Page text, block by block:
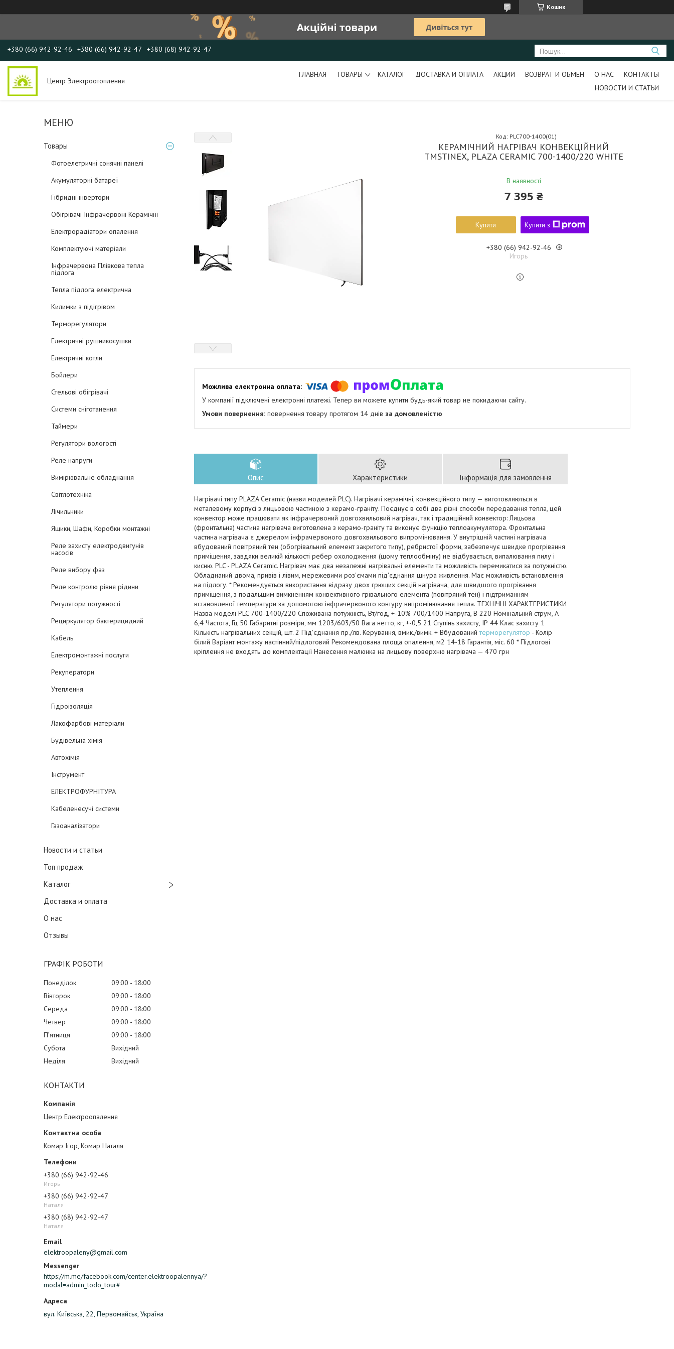
Кошик
+380 (66) 942-92-46 +380 (66) 942-92-47 +380 (68) 942-92-47
Центр Электроотопления
ГЛАВНАЯ ТОВАРЫ КАТАЛОГ ДОСТАВКА И ОПЛАТА АКЦИИ ВОЗВРАТ И ОБМЕН О НАС
КОНТАКТЫ
НОВОСТИ И СТАТЬИ
Товары
Фотоелетричні cонячні панелі
Акумуляторні батареї
Гібридні інвертори
Обігрівачі Інфрачервоні Керамічні
Електрорадіатори опалення
Комплектуючі матеріали
Інфрачервона Плівкова тепла
підлога
Тепла підлога електрична
Килимки з підігрівом
Терморегулятори
Електричні рушникосушки
Електричні котли
Бойлери
Стельові обігрівачі
Системи сніготанення
Таймери
Регулятори вологості
Реле напруги
Вимірювальне обладнання
Світлотехніка
Лічильники
Ящики, Шафи, Коробки монтажні
Реле захисту електродвигунів
насосів
Реле вибору фаз
Реле контролю рівня рідини
Регулятори потужності
Рециркулятор бактерицидний
Кабель
Електромонтажні послуги
Рекуператори
Утеплення
Гідроізоляція
Лакофарбові матеріали
Будівельна хімія
Автохімія
Інструмент
ЕЛЕКТРОФУРНІТУРА
Кабеленесучі системи
Газоаналізатори
Новости и статьи
Топ продаж
Каталог
Доставка и оплата
О нас
Отзывы
ГРАФІК РОБОТИ
Понеділок 09:00
18:00
Вівторок
09:00
18:00
Середа
09:00
18:00
Четвер
09:00
18:00
Пʼятниця
09:00
18:00
Субота
Вихідний
Неділя
Вихідний
КОНТАКТИ
Центр Електроопалення
Комар Ігор, Комар Наталя
+380 (66) 942-92-46
Игорь
+380 (66) 942-92-47
Наталя
+380 (68) 942-92-47
Наталя
elektroopaleny@gmail.com
https://m.me/facebook.com/center.elektroopalennya/?
modal=admin_todo_tour#
вул. Київська, 22, Первомайськ, Україна
КЕРАМІЧНИЙ НАГРІВАЧ КОНВЕКЦІЙНИЙ
ТМSTINEX, PLAZA CERAMIC 700-1400/220 WHITE
В наявності
Код: PLC700-1400(01)
7 395 ₴
Купити Купити з
+380 (66) 942-92-46
Игорь
У компанії підключені електронні платежі. Тепер ви можете купити будь-який товар не покидаючи сайту.
повернення товару протягом 14 днів за домовленістю
Опис Характеристики Інформація для замовлення
Нагрівачі типу PLAZA Ceramic (назви моделей PLC). Нагрівачі керамічні, конвекційного типу — виготовляються в
металевому корпусі з лицьовою частиною з керамо-граніту. Поєднує в собі два різні способи передавання тепла, цей
конвектор може працювати як інфрачервоний довгохвильовий нагрівач, так і традиційний конвектор: Лицьова
(фронтальна) частина нагрівача виготовлена з керамо-граніту та виконує функцію теплоакумулятора. Фронтальна
частина нагрівача є джерелом інфрачервоного довгохвильового випромінювання. У внутрішній частині нагрівача
вбудований повітряний тен (обогрівальний елемент закритого типу), ребристої форми, забезпечує швидке прогрівання
приміщення, завдяки великій кількості ребер охолодження (шому теплообміну) не відбувається, випалювання пилу і
кисню. PLC - PLAZA Ceramic. Нагрівач має два незалежні нагрівальні елементи та можливість перемикатися за потужністю.
Обладнаний двома, привів і лівим, мережевими роз'ємами під'єднання шнура живлення. Має можливість встановлення
на підлогу. * Рекомендується використання відразу двох грющих секцій нагрівача, для швидшого прогрівання
приміщення, з подальшим вимкненням конвективного грівального елемента (повітряний тен) і підтриманням
встановленої температури за допомогою інфрачервоного контуру випромінювання тепла. ТЕХНІЧНІ ХАРАКТЕРИСТИКИ
Назва моделі PLC 700-1400/220 Споживана потужність, Вт/год, +-10% 700/1400 Напруга, В 220 Номінальний струм, А
6,4 Частота, Гц 50 Габаритні розміри, мм 1203/603/50 Вага нетто, кг, +-0,5 21 Ступінь захисту, ІР 44 Клас захисту 1
Кількість нагрівальних секцій, шт. 2 Під'єднання пр./лв. Керування, вмик./вимк. + Вбудованийтерморегулятор - Колір
білий Варіант монтажу настінний/підлоговий Рекомендована площа опалення, м2 14-18 Гарантія, міс. 60 * Підлогові
кріплення не входять до комплектації Нанесення малюнка на лицьову поверхню нагрівача — 470 грн